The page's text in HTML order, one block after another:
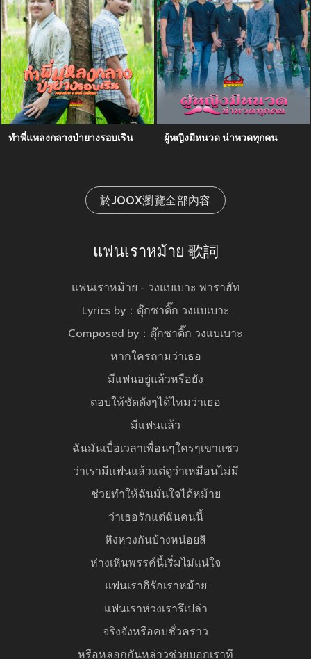
ทำพี่แหลงกลางป่ายางรอบเริน ผู้หญิงมีหนวด น่าหวดทุกคน
於JOOX瀏覽全部內容
แฟนเราหม้าย 歌詞
แฟนเราหม้าย - วงแบเบาะ พาราฮัท
Lyrics by：ดุ๊กซาดิ๊ก วงแบเบาะ
Composed by：ดุ๊กซาดิ๊ก วงแบเบาะ
หากใครถามว่าเธอ
มีแฟนอยู่แล้วหรือยัง
ตอบให้ชัดดังๆได้ไหมว่าเธอ
มีแฟนแล้ว
ฉันมันเบื่อเวลาเพื่อนๆใครๆเขาแซว
ว่าเรามีแฟนแล้วแต่ดูว่าเหมือนไม่มี
ช่วยทำให้ฉันมั่นใจได้หม้าย
ว่าเธอรักแต่ฉันคนนี้
หึงหวงกันบ้างหน่อยสิ
ห่างเหินพรรค์นี้เริ่มไม่แน่ใจ
แฟนเราอิรักเราหม้าย
แฟนเราห่วงเรารึเปล่า
จริงจังหรือคบชั่วคราว
หรือหลอกกันหล่าวช่วยบอกเราที